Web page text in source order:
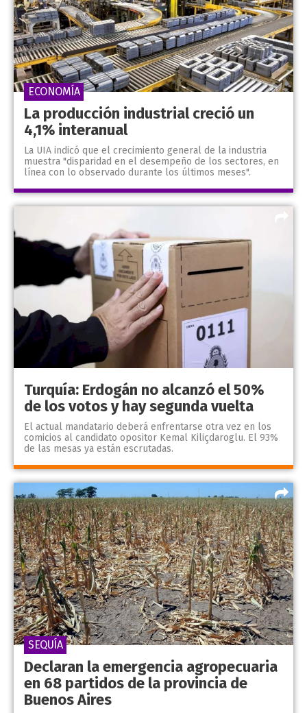
La producción industrial creció un
4,1% interanual
La UIA indicó que el crecimiento general de la industria
muestra "disparidad en el desempeño de los sectores, en
línea con lo observado durante los últimos meses".
ECONOMÍA
Turquía: Erdogán no alcanzó el 50%
de los votos y hay segunda vuelta
El actual mandatario deberá enfrentarse otra vez en los
comicios al candidato opositor Kemal Kiliçdaroglu. El 93%
de las mesas ya están escrutadas.
Declaran la emergencia agropecuaria
en 68 partidos de la provincia de
Buenos Aires
SEQUÍA